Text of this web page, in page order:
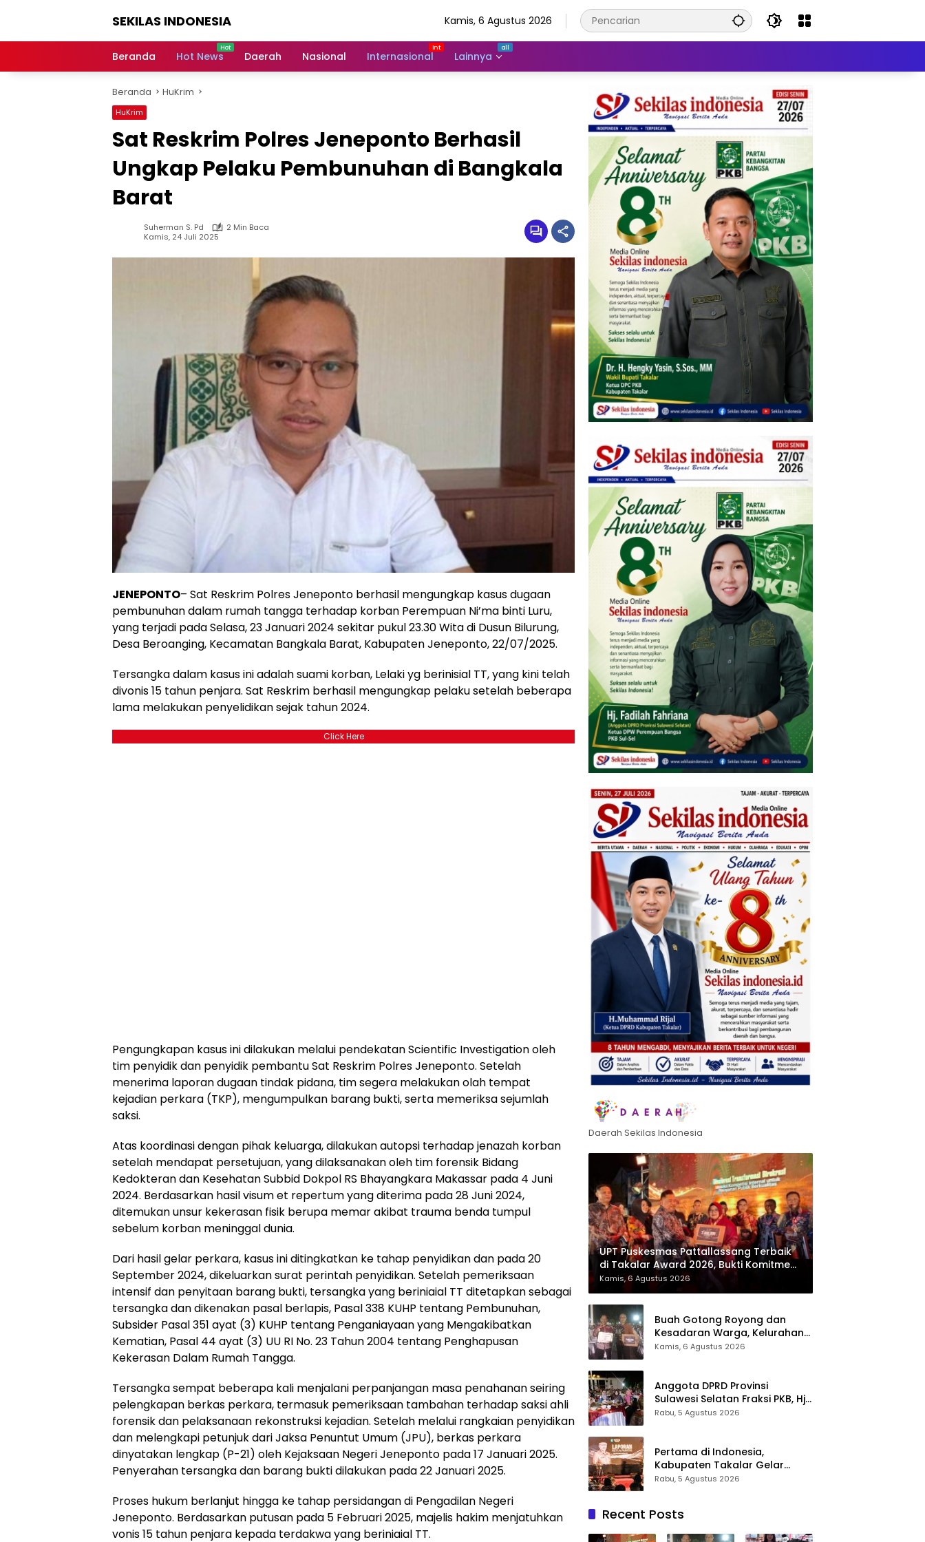
SEKILAS INDONESIA
Terkini,
Latest
World,
Headlines,
News
Kamis, 6 Agustus 2026
Beranda Hot News Daerah Nasional Internasional Lainnya
Beranda HuKrim
HuKrim
Sat Reskrim Polres Jeneponto Berhasil
Ungkap Pelaku Pembunuhan di Bangkala
Barat
Suherman S. Pd
2 Min Baca
Kamis, 24 Juli 2025
JENEPONTO– Sat Reskrim Polres Jeneponto berhasil mengungkap kasus dugaan
pembunuhan dalam rumah tangga terhadap korban Perempuan Ni’ma binti Luru,
yang terjadi pada Selasa, 23 Januari 2024 sekitar pukul 23.30 Wita di Dusun Bilurung,
Desa Beroanging, Kecamatan Bangkala Barat, Kabupaten Jeneponto, 22/07/2025.
Tersangka dalam kasus ini adalah suami korban, Lelaki yg berinisial TT, yang kini telah
divonis 15 tahun penjara. Sat Reskrim berhasil mengungkap pelaku setelah beberapa
lama melakukan penyelidikan sejak tahun 2024.
Click Here
Pengungkapan kasus ini dilakukan melalui pendekatan Scientific Investigation oleh
tim penyidik dan penyidik pembantu Sat Reskrim Polres Jeneponto. Setelah
menerima laporan dugaan tindak pidana, tim segera melakukan olah tempat
kejadian perkara (TKP), mengumpulkan barang bukti, serta memeriksa sejumlah
saksi.
Atas koordinasi dengan pihak keluarga, dilakukan autopsi terhadap jenazah korban
setelah mendapat persetujuan, yang dilaksanakan oleh tim forensik Bidang
Kedokteran dan Kesehatan Subbid Dokpol RS Bhayangkara Makassar pada 4 Juni
2024. Berdasarkan hasil visum et repertum yang diterima pada 28 Juni 2024,
ditemukan unsur kekerasan fisik berupa memar akibat trauma benda tumpul
sebelum korban meninggal dunia.
Dari hasil gelar perkara, kasus ini ditingkatkan ke tahap penyidikan dan pada 20
September 2024, dikeluarkan surat perintah penyidikan. Setelah pemeriksaan
intensif dan penyitaan barang bukti, tersangka yang beriniaial TT ditetapkan sebagai
tersangka dan dikenakan pasal berlapis, Pasal 338 KUHP tentang Pembunuhan,
Subsider Pasal 351 ayat (3) KUHP tentang Penganiayaan yang Mengakibatkan
Kematian, Pasal 44 ayat (3) UU RI No. 23 Tahun 2004 tentang Penghapusan
Kekerasan Dalam Rumah Tangga.
Tersangka sempat beberapa kali menjalani perpanjangan masa penahanan seiring
pelengkapan berkas perkara, termasuk pemeriksaan tambahan terhadap saksi ahli
forensik dan pelaksanaan rekonstruksi kejadian. Setelah melalui rangkaian penyidikan
dan melengkapi petunjuk dari Jaksa Penuntut Umum (JPU), berkas perkara
dinyatakan lengkap (P-21) oleh Kejaksaan Negeri Jeneponto pada 17 Januari 2025.
Penyerahan tersangka dan barang bukti dilakukan pada 22 Januari 2025.
Proses hukum berlanjut hingga ke tahap persidangan di Pengadilan Negeri
Jeneponto. Berdasarkan putusan pada 5 Februari 2025, majelis hakim menjatuhkan
vonis 15 tahun penjara kepada terdakwa yang beriniaial TT.
Daerah Sekilas Indonesia
UPT Puskesmas Pattallassang Terbaik
di Takalar Award 2026, Bukti Komitmen
Hadirkan Pelayanan Kesehatan
Berkualitas
Kamis, 6 Agustus 2026
Buah Gotong Royong dan
Kesadaran Warga, Kelurahan
Patte’ne Menjadi Bintang
Kamis, 6 Agustus 2026
Anggota DPRD Provinsi
Sulawesi Selatan Fraksi PKB, Hj.
Fadilah Fahriana Hadiri Dan
Pengabdian Melalui Malam
Apresiasi dan Inovasi Award
2026
Rabu, 5 Agustus 2026
Pertama di Indonesia,
Kabupaten Takalar Gelar
Malam Apresiasi dan Inovasi
Publik Berprestasi
Rabu, 5 Agustus 2026
Recent Posts